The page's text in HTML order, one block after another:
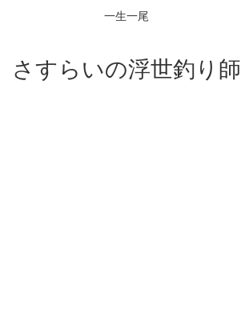
一生一尾
さすらいの浮世釣り師